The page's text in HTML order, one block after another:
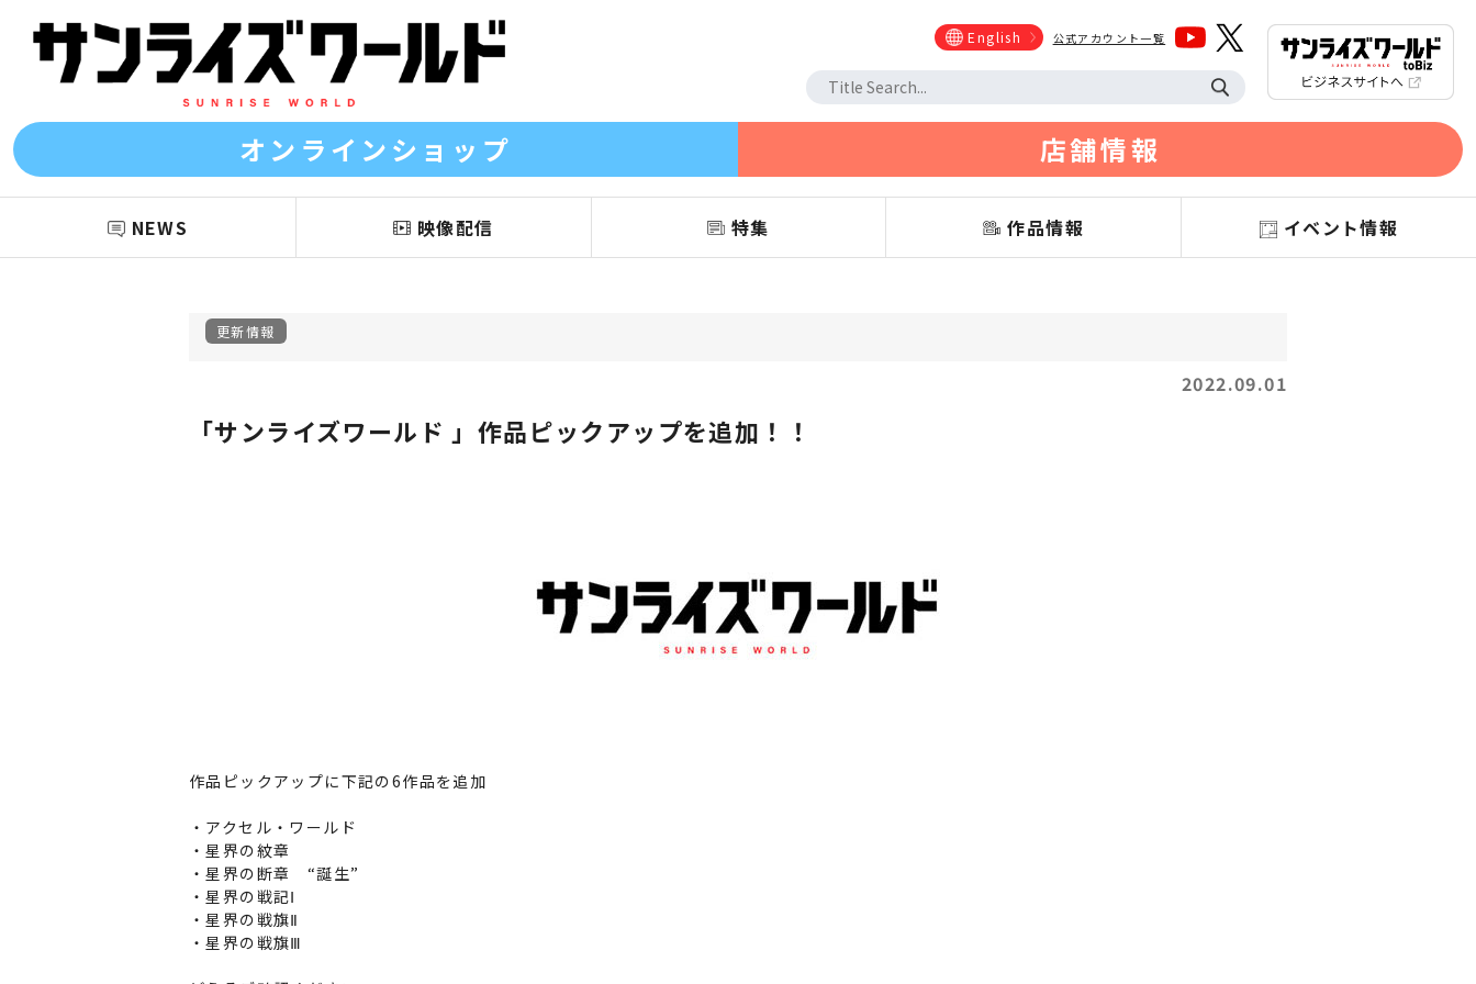
English 公式アカウント一覧
オンラインショップ 店舗情報
NEWS 映像配信 特集 作品情報 イベント情報
更新情報
2022.09.01
「サンライズワールド 」作品ピックアップを追加！！
作品ピックアップに下記の6作品を追加
・アクセル・ワールド
・星界の紋章
・星界の断章
“誕生”
・星界の戦記Ⅰ
・星界の戦旗Ⅱ
・星界の戦旗Ⅲ